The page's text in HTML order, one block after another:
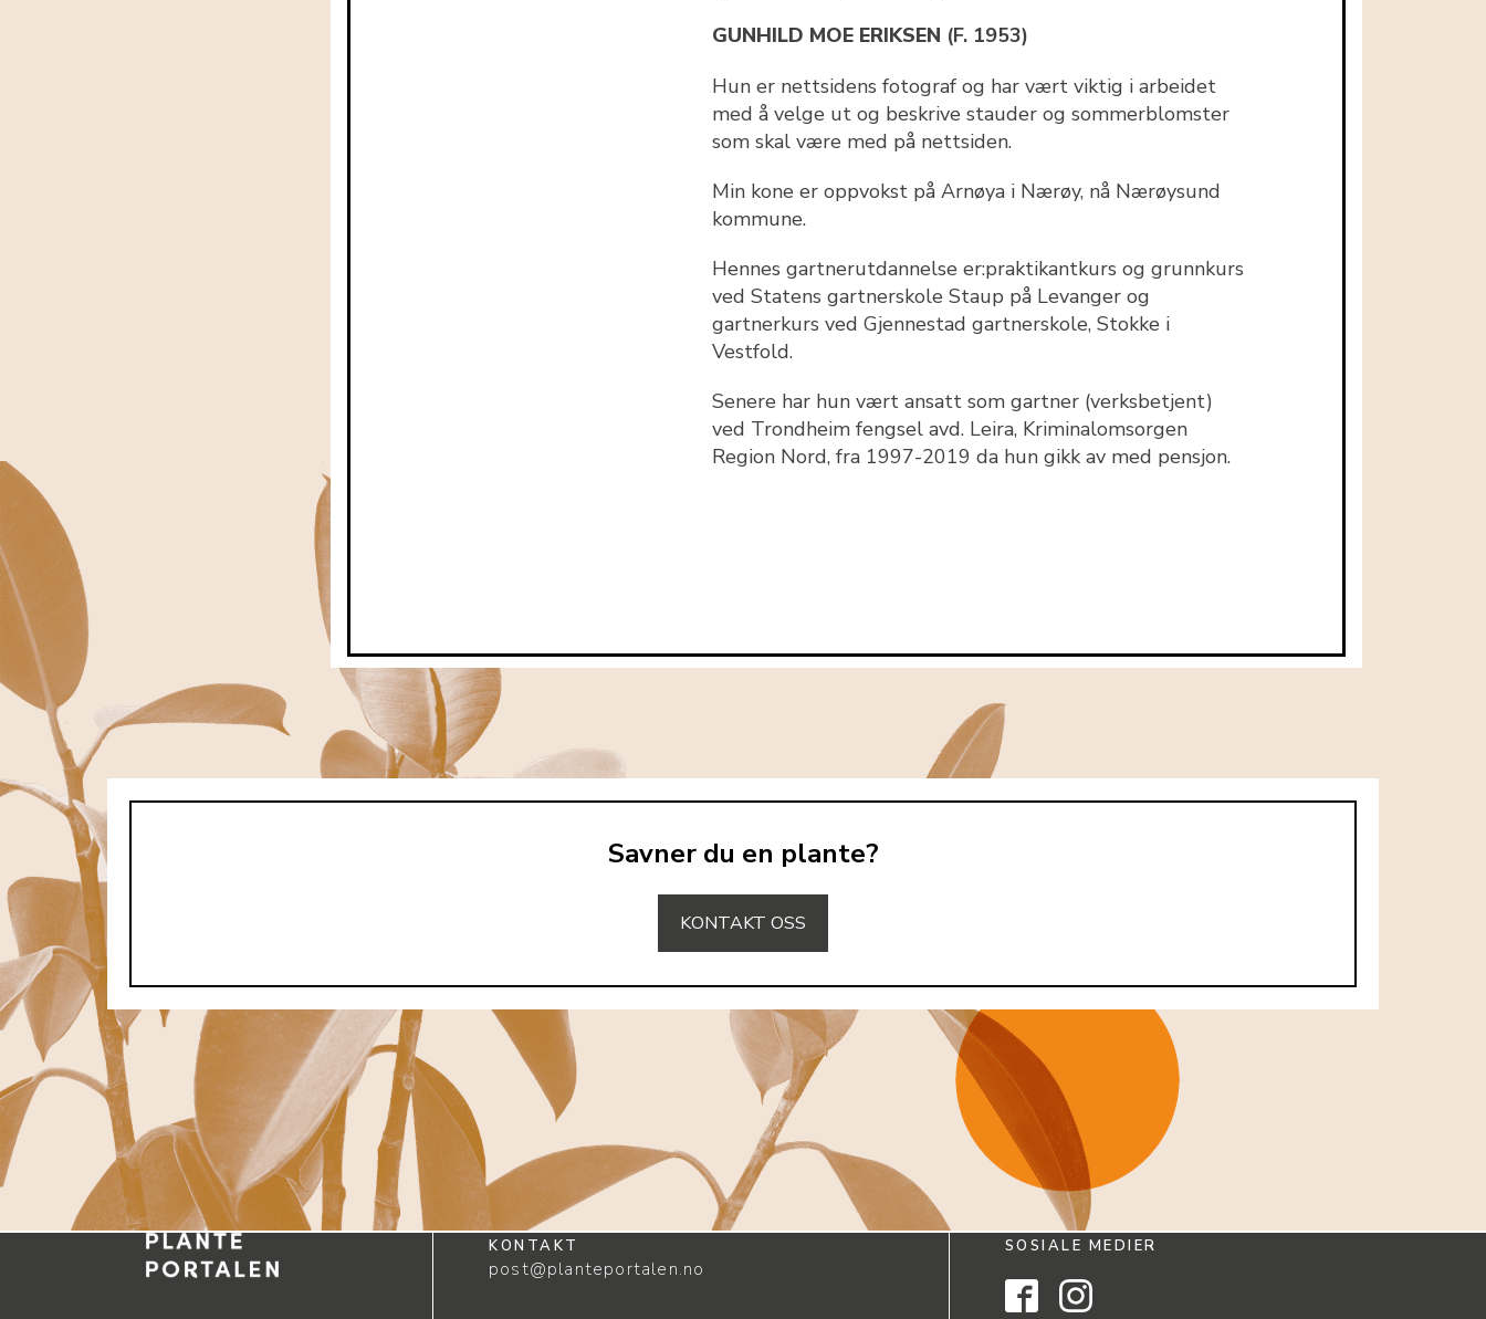
GUNHILD MOE ERIKSEN (F. 1953)
Hun er nettsidens fotograf og har vært viktig i arbeidet
med å velge ut og beskrive stauder og sommerblomster
som skal være med på nettsiden.
Min kone er oppvokst på Arnøya i Nærøy, nå Nærøysund
kommune.
Hennes gartnerutdannelse er:praktikantkurs og grunnkurs
ved Statens gartnerskole Staup på Levanger og
gartnerkurs ved Gjennestad gartnerskole, Stokke i
Vestfold.
Senere har hun vært ansatt som gartner (verksbetjent)
ved Trondheim fengsel avd. Leira, Kriminalomsorgen
Region Nord, fra 1997-2019 da hun gikk av med pensjon.
Savner du en plante?
KONTAKT OSS
KONTAKT
post@planteportalen.no
SOSIALE MEDIER